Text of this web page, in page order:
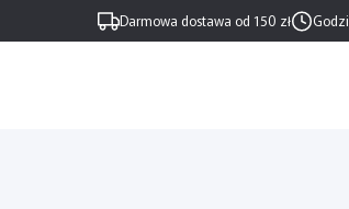
Darmowa dostawa od 150 zł